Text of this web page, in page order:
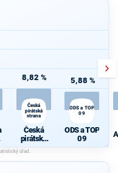
8,82 %
Česká
pirátská
strana
Česká
pirátská
strana
5,88 %
ODS a TOP
09
ODS a TOP
09